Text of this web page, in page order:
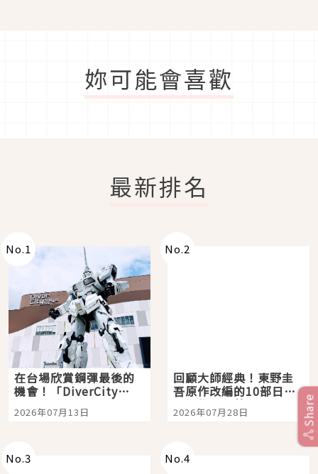
妳可能會喜歡
最新排名
No.1
在台場欣賞鋼彈最後的
機會！「DiverCity
Tokyo Plaza」搭船、
購物、美食及夜景，一
2026年07月13日
No.2
回顧大師經典！東野圭
吾原作改編的10部日本
影視作品推薦
2026年07月28日
No.3 No.4
Share